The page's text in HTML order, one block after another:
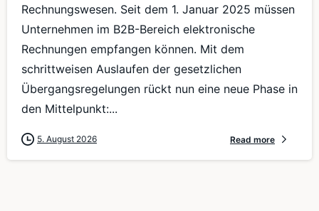
Rechnungswesen. Seit dem 1. Januar 2025 müssen
Unternehmen im B2B-Bereich elektronische
Rechnungen empfangen können. Mit dem
schrittweisen Auslaufen der gesetzlichen
Übergangsregelungen rückt nun eine neue Phase in
den Mittelpunkt:...
5. August 2026 Read more